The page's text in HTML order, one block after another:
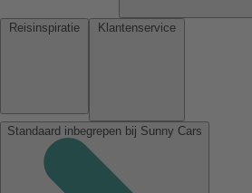
Standaard inbegrepen bij Sunny Cars